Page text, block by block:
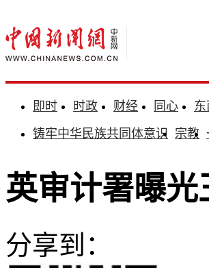
即时 时政 财经 同心 东
铸牢中华民族共同体意识 宗教
英审计署曝
分享到：